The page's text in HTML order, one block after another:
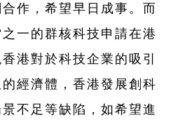
作，希望早日成事。而
一的群核科技申請在港
港對於科技企業的吸引
經濟體，香港發展創科
不足等缺陷，如希望進